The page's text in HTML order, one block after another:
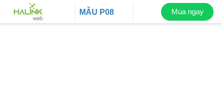
MẪU P08 Mua ngay